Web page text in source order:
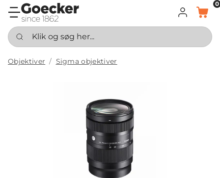
LOG INDKURV
0
Klik og søg her...
Objektiver Sigma objektiver